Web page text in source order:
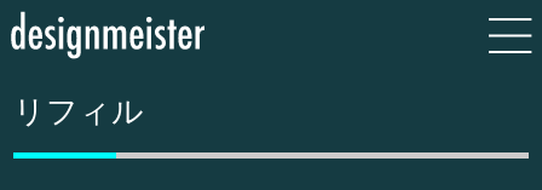
リフィル